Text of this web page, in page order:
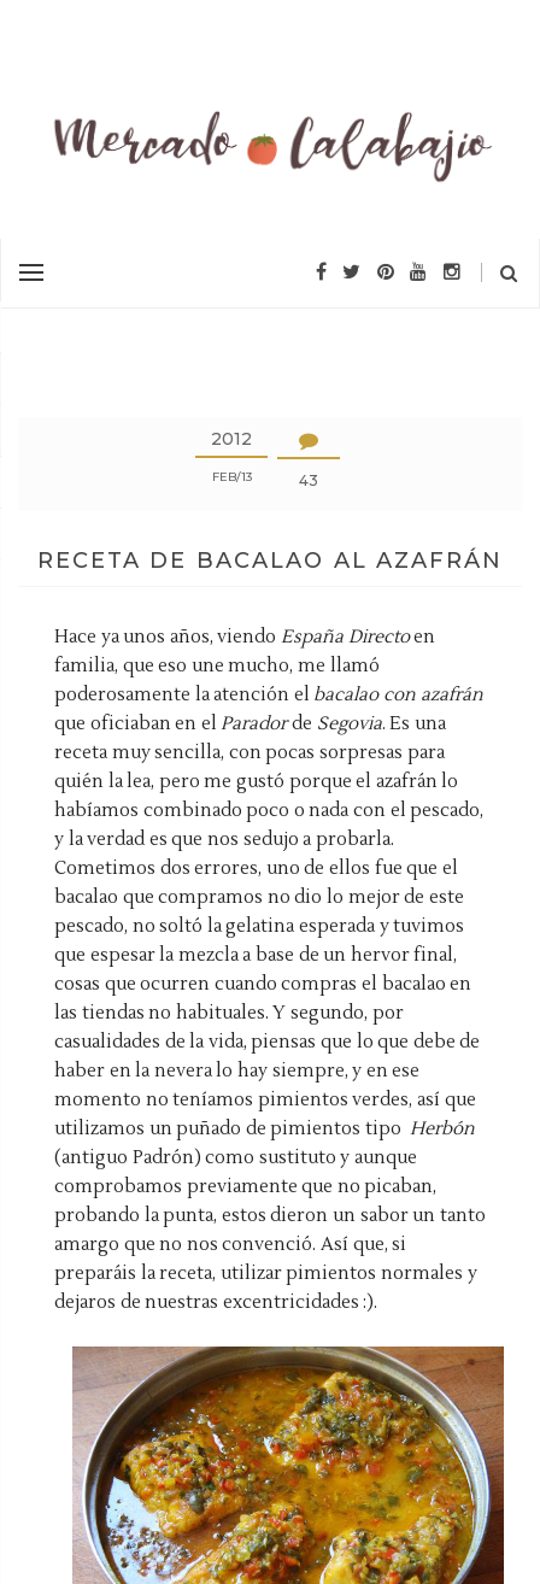
2012
FEB 13 43
RECETA DE BACALAO AL AZAFRÁN
Hace ya unos años, viendo España Directoen
familia, que eso une mucho, me llamó
poderosamente la atención el bacalao con azafrán
que oficiaban en elParadorde Segovia. Es una
receta muy sencilla, con pocas sorpresas para
quién la lea, pero me gustó porque el azafrán lo
habíamos combinado poco o nada con el pescado,
y la verdad es que nos sedujo a probarla.
Cometimos dos errores, uno de ellos fue que el
bacalao que compramos no dio lo mejor de este
pescado, no soltó la gelatina esperada y tuvimos
que espesar la mezcla a base de un hervor final,
cosas que ocurren cuando compras el bacalao en
las tiendas no habituales. Y segundo, por
casualidades de la vida, piensas que lo que debe de
haber en la nevera lo hay siempre, y en ese
momento no teníamos pimientos verdes, así que
utilizamos un puñado de pimientos tipoHerbón
(antiguo Padrón) como sustituto y aunque
comprobamos previamente que no picaban,
probando la punta, estos dieron un sabor un tanto
amargo que no nos convenció. Así que, si
preparáis la receta, utilizar pimientos normales y
dejaros de nuestras excentricidades :).